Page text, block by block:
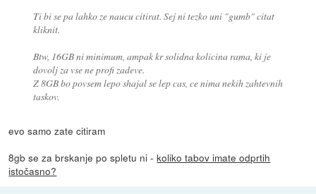
Ti bi se pa lahko ze naucu citirat. Sej ni tezko uni "gumb" citat
kliknit.
Btw, 16GB ni minimum, ampak kr solidna kolicina rama, ki je
dovolj za vse ne profi zadeve.
Z 8GB bo povsem lepo shajal se lep cas, ce nima nekih zahtevnih
taskov.
evo samo zate citiram
8gb se za brskanje po spletu ni -koliko tabov imate odprtih
istočasno?